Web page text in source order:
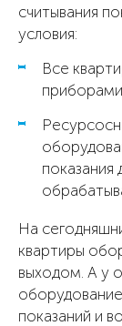
считывания
условия:
Все
показания
На
квартиры
выходом. А у
показаний и